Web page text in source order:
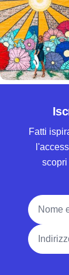
Fatti
Nome e
Indirizzo